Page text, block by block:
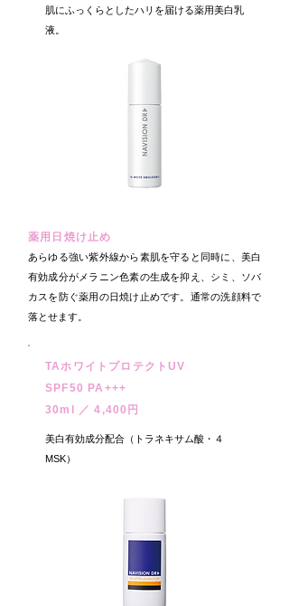
肌にふっくらとしたハリを届ける薬用美白乳
液。
薬用日焼け止め
あらゆる強い紫外線から素肌を守ると同時に、美白
有効成分がメラニン色素の生成を抑え、シミ、ソバ
カスを防ぐ薬用の日焼け止めです。通常の洗顔料で
落とせます。
TAホワイトプロテクトUV
SPF50 PA+++
30ml ／ 4,400円
美白有効成分配合（トラネキサム酸・４
MSK）